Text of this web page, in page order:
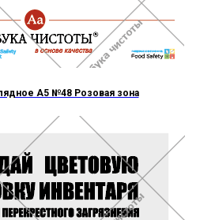
А5 №48 Розовая зона